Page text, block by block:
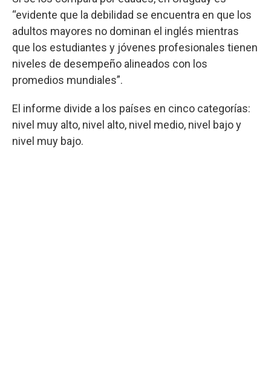
“evidente que la debilidad se encuentra en que los
adultos mayores no dominan el inglés mientras
que los estudiantes y jóvenes profesionales tienen
niveles de desempeño alineados con los
promedios mundiales”.
El informe divide a los países en cinco categorías:
nivel muy alto, nivel alto, nivel medio, nivel bajo y
nivel muy bajo.